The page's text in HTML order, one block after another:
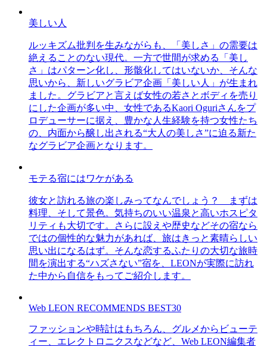
美しい人
ルッキズム批判を生みながらも、「美しさ」の需要は
絶えることのない現代。一方で世間が求める「美し
さ」はパターン化し、形骸化してはいないか、そんな
思いから、新しいグラビア企画「美しい人」が生まれ
ました。グラビアと言えば女性の若さとボディを売り
にした企画が多い中、女性であるKaori Oguriさんをプ
ロデューサーに据え、豊かな人生経験を持つ女性たち
の、内面から醸し出される“大人の美しさ”に迫る新た
なグラビア企画となります。
モテる宿にはワケがある
彼女と訪れる旅の楽しみってなんでしょう？ まずは
料理、そして景色。気持ちのいい温泉と高いホスピタ
リティも大切です。さらに設えや歴史などその宿なら
ではの個性的な魅力があれば、旅はきっと素晴らしい
思い出になるはず。そんな恋するふたりの大切な旅時
間を演出する“ハズさない”宿を、LEONが実際に訪れ
た中から自信をもってご紹介します。
Web LEON RECOMMENDS BEST30
ファッションや時計はもちろん、グルメからビューテ
ィー、エレクトロニクスなどなど、Web LEON編集者